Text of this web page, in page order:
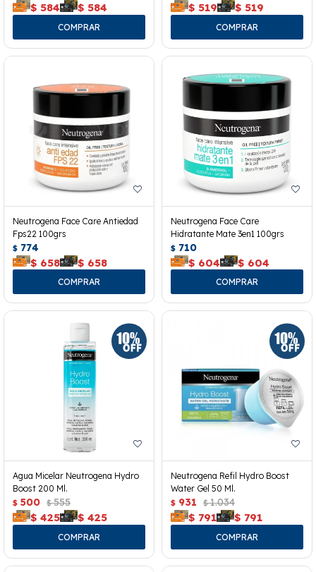
$ 584 $ 584 $ 519 $ 519
Neutrogena Face Care Antiedad
Fps22 100grs
$ 774
$ 658 $ 658
Neutrogena Face Care
Hidratante Mate 3en1 100grs
$ 710
$ 604 $ 604
Agua Micelar Neutrogena Hydro
Boost 200 Ml.
$ 500 $ 555
$ 425 $ 425
Neutrogena Refil Hydro Boost
Water Gel 50 Ml.
$ 931 $ 1.034
$ 791 $ 791